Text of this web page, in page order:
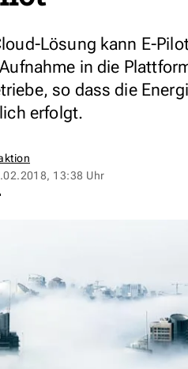
Lösung kann E-
in die
so dass die
erfolgt.
13:38 Uhr